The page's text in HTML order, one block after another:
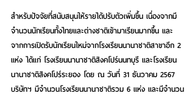
สำหรับปัจจัยที่สนับสนุนให้รายได้ปรับตัวเพิ่มขึ้น เนื่องจากมี
จำนวนนักเรียนทั้งไทยและต่างชาติเข้ามาเรียนมากขึ้น และ
จากการเปิดรับนักเรียนใหม่จากโรงเรียนนานาชาติสาขาอีก 2
แห่ง ได้แก่ โรงเรียนนานาชาติสิงคโปร์นนทบุรี และโรงเรียน
นานาชาติสิงคโปร์ระยอง โดย ณ วันที่ 31 ธันวาคม 2567
บริษัทฯ มีจำนวนโรงเรียนนานาชาติรวม 6 แห่ง และมีจำนวน